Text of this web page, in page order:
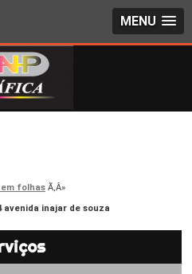
MENU
folhas
inajar de souza